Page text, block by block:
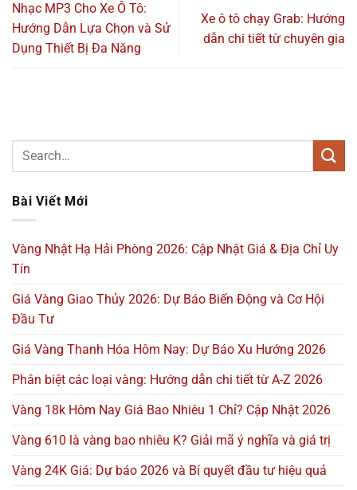
Nhạc MP3 Cho Xe Ô Tô:
Hướng Dẫn Lựa Chọn và Sử
Dụng Thiết Bị Đa Năng
Xe ô tô chạy Grab: Hướng
dẫn chi tiết từ chuyên gia
Bài Viết Mới
Vàng Nhật Hạ Hải Phòng 2026: Cập Nhật Giá & Địa Chỉ Uy
Tín
Giá Vàng Giao Thủy 2026: Dự Báo Biến Động và Cơ Hội
Đầu Tư
Giá Vàng Thanh Hóa Hôm Nay: Dự Báo Xu Hướng 2026
Phân biệt các loại vàng: Hướng dẫn chi tiết từ A-Z 2026
Vàng 18k Hôm Nay Giá Bao Nhiêu 1 Chỉ? Cập Nhật 2026
Vàng 610 là vàng bao nhiêu K? Giải mã ý nghĩa và giá trị
Vàng 24K Giá: Dự báo 2026 và Bí quyết đầu tư hiệu quả